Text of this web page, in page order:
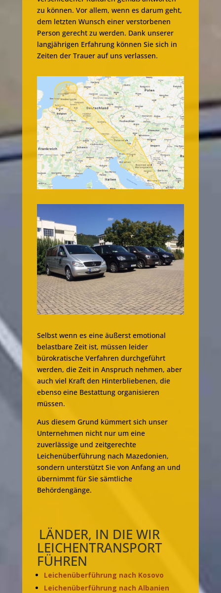
zu können. Vor allem, wenn es darum geht,
dem letzten Wunsch einer verstorbenen
Person gerecht zu werden. Dank unserer
langjährigen Erfahrung können Sie sich in
Zeiten der Trauer auf uns verlassen.
Selbst wenn es eine äußerst emotional
belastbare Zeit ist, müssen leider
bürokratische Verfahren durchgeführt
werden, die Zeit in Anspruch nehmen, aber
auch viel Kraft den Hinterbliebenen, die
ebenso eine Bestattung organisieren
müssen.
Aus diesem Grund kümmert sich unser
Unternehmen nicht nur um eine
zuverlässige und zeitgerechte
Leichenüberführung nach Mazedonien,
sondern unterstützt Sie von Anfang an und
übernimmt für Sie sämtliche
Behördengänge.
LÄNDER, IN DIE WIR
LEICHENTRANSPORT
FÜHREN
Leichenüberführung nach Kosovo
Leichenüberführung nach Albanien